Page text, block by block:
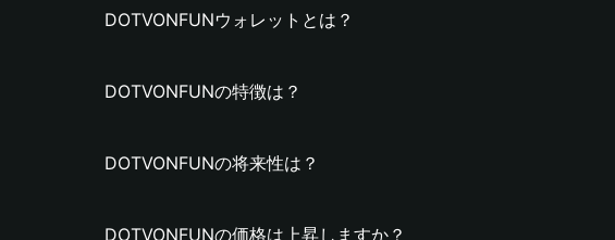
DOTVONFUNウォレットとは？
DOTVONFUNの特徴は？
DOTVONFUNの将来性は？
DOTVONFUNの価格は上昇しますか？